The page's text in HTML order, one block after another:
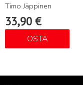
Timo Jäppinen
33,90 €
OSTA